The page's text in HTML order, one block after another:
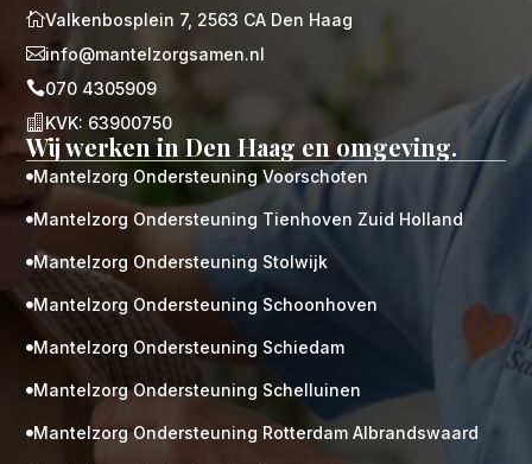
Valkenbosplein 7, 2563 CA Den Haag
info@mantelzorgsamen.nl
070 4305909
 KVK: 63900750
Wij werken in Den Haag en omgeving.
 Mantelzorg Ondersteuning Voorschoten
 Mantelzorg Ondersteuning Tienhoven Zuid Holland
 Mantelzorg Ondersteuning Stolwijk
 Mantelzorg Ondersteuning Schoonhoven
 Mantelzorg Ondersteuning Schiedam
 Mantelzorg Ondersteuning Schelluinen
 Mantelzorg Ondersteuning Rotterdam Albrandswaard